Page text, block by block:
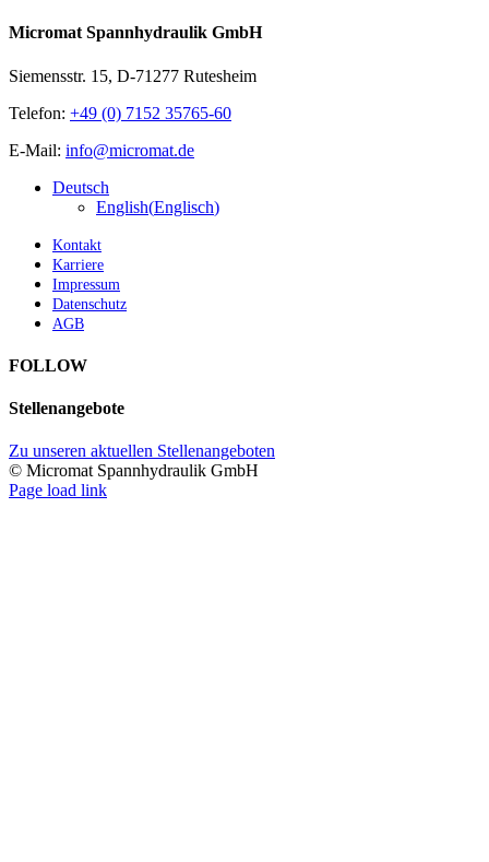
Micromat Spannhydraulik GmbH
Siemensstr. 15, D-71277 Rutesheim
Telefon: +49 (0) 7152 35765-60
E-Mail: info@micromat.de
Deutsch
English(Englisch)
Kontakt
Karriere
Impressum
Datenschutz
AGB
FOLLOW
Stellenangebote
Zu unseren aktuellen Stellenangeboten
© Micromat Spannhydraulik GmbH
Page load link